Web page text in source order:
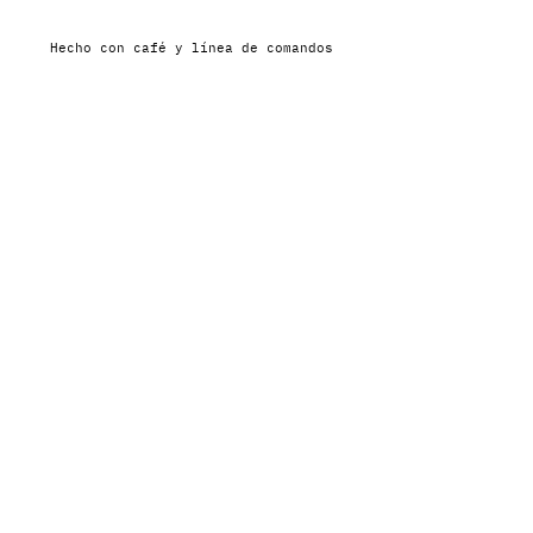
Hecho con café y línea de comandos